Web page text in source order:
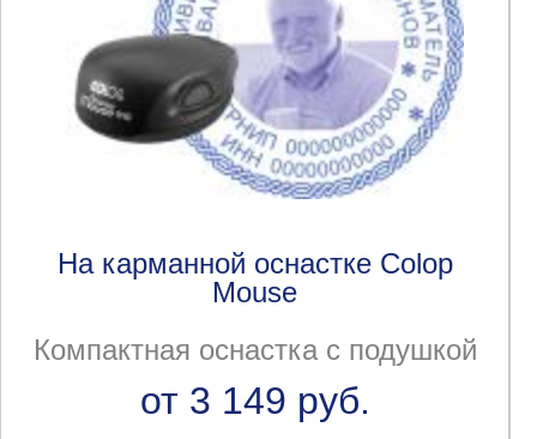
На карманной оснастке Colop
Mouse
Компактная оснастка с подушкой
от 3 149 руб.